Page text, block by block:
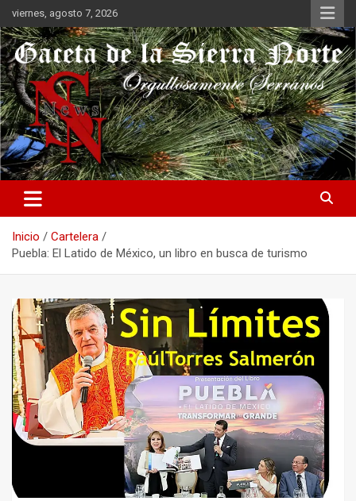
Saltar
al
contenido
viernes, agosto 7, 2026
Gaceta de la Sierra Norte
Orgullosamente Serranos
Inicio
Cartelera
Puebla: El Latido de México, un libro en busca de turismo